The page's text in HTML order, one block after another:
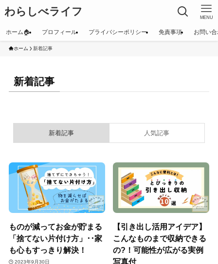
わらしべライフ MENU
ホーム🏠 プロフィール プライバシーポリシー 免責事項 お問い
ホーム 新着記事
新着記事
新着記事 人気記事
ものが減ってお金が貯まる
「捨てない片付け方」･･家
も心もすっきり解決！
2023年9月30日
【引き出し活用アイデア】
こんなものまで収納できる
の?！可能性が広がる実例
写真付